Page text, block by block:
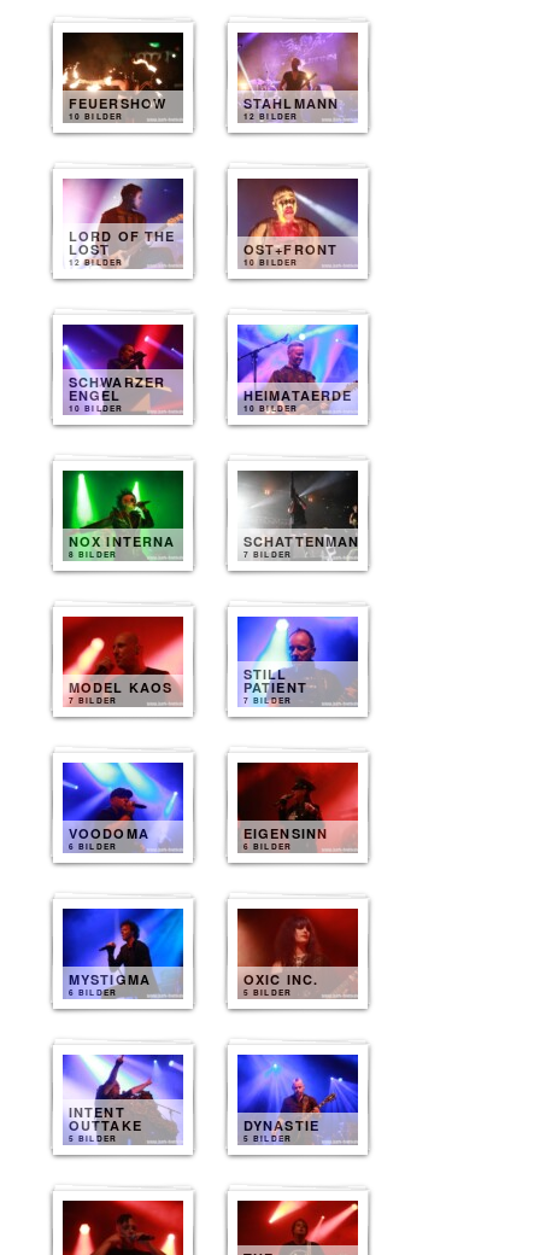
FEUERSHOW
10 BILDER
STAHLMANN
12 BILDER
LORD OF THE
LOST
12 BILDER
OST+FRONT
10 BILDER
SCHWARZER
ENGEL
10 BILDER
HEIMATAERDE
10 BILDER
NOX INTERNA
8 BILDER
SCHATTENMANN
7 BILDER
MODEL KAOS
7 BILDER
STILL
PATIENT
7 BILDER
VOODOMA
6 BILDER
EIGENSINN
6 BILDER
MYSTIGMA
6 BILDER
OXIC INC.
5 BILDER
INTENT
OUTTAKE
5 BILDER
DYNASTIE
5 BILDER